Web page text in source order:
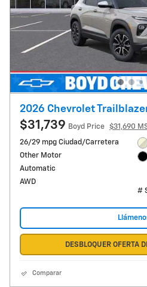
2026 Chevrolet
$31,739 Boyd Price
$31,690
26/29 mpg Ciudad/Carretera
Other Motor
Automatic
AWD
#
DESBLOQUER OFERTA
Comparar